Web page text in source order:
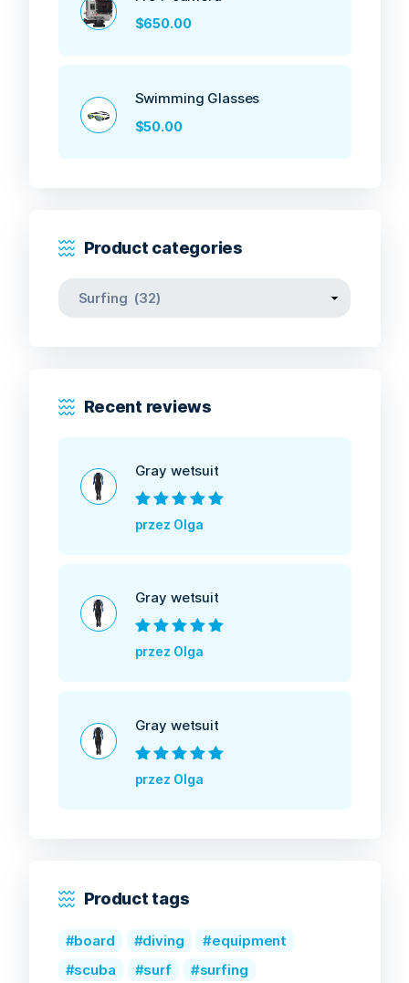
$650.00
Swimming Glasses
$50.00
Product categories
Recent reviews
Gray wetsuit
Oceniono5
5
przez Olga
Gray wetsuit
Oceniono5
5
przez Olga
Gray wetsuit
Oceniono5
5
przez Olga
Product tags
board diving
equipment
scuba
surf surfing